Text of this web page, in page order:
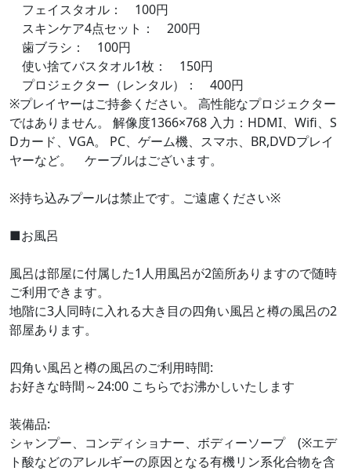
フェイスタオル： 100円
スキンケア4点セット： 200円
歯ブラシ： 100円
使い捨てバスタオル1枚： 150円
プロジェクター（レンタル）： 400円
※プレイヤーはご持参ください。 高性能なプロジェクター
ではありません。 解像度1366×768 入力：HDMI、Wifi、S
Dカード、VGA。 PC、ゲーム機、スマホ、BR,DVDプレイ
ヤーなど。 ケーブルはございます。
※持ち込みプールは禁止です。ご遠慮ください※
■お風呂
風呂は部屋に付属した1人用風呂が2箇所ありますので随時
ご利用できます。
地階に3人同時に入れる大き目の四角い風呂と樽の風呂の2
部屋あります。
四角い風呂と樽の風呂のご利用時間:
お好きな時間～24:00 こちらでお沸かしいたします
装備品:
シャンプー、コンディショナー、ボディーソープ (※エデ
ト酸などのアレルギーの原因となる有機リン系化合物を含